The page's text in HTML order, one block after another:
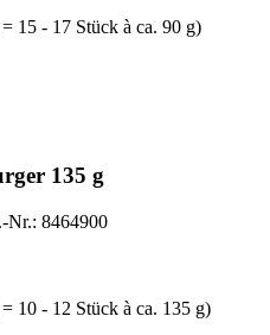
15 - 17 Stück à ca. 90 g)
135 g
Nr.: 8464900
10 - 12 Stück à ca. 135 g)